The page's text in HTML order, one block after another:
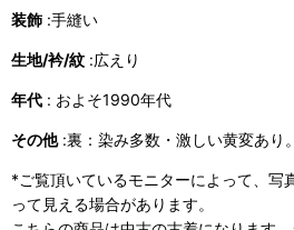
装飾 :手縫い
生地/衿/紋 :広えり
年代 : およそ1990年代
その他:裏：染み多数・激しい黄変あり。
*ご覧頂いているモニターによって、写
って見える場合があります。